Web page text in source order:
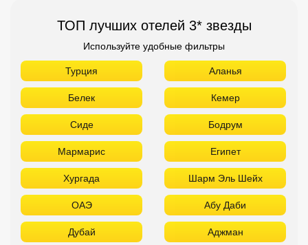
ТОП лучших отелей 3* звезды
Используйте удобные фильтры
Турция Аланья
Белек Кемер
Сиде Бодрум
Мармарис Египет
Хургада Шарм Эль Шейх
ОАЭ Абу Даби
Дубай Аджман